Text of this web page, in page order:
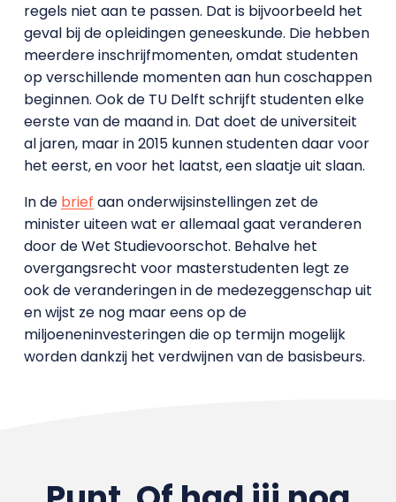
regels niet aan te passen. Dat is bijvoorbeeld het
geval bij de opleidingen geneeskunde. Die hebben
meerdere inschrijfmomenten, omdat studenten
op verschillende momenten aan hun coschappen
beginnen. Ook de TU Delft schrijft studenten elke
eerste van de maand in. Dat doet de universiteit
al jaren, maar in 2015 kunnen studenten daar voor
het eerst, en voor het laatst, een slaatje uit slaan.
In de brief aan onderwijsinstellingen zet de
minister uiteen wat er allemaal gaat veranderen
door de Wet Studievoorschot. Behalve het
overgangsrecht voor masterstudenten legt ze
ook de veranderingen in de medezeggenschap uit
en wijst ze nog maar eens op de
miljoeneninvesteringen die op termijn mogelijk
worden dankzij het verdwijnen van de basisbeurs.